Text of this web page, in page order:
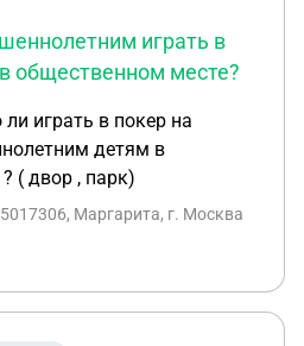
играть в
общественном месте?
играть в покер на
детям в
( двор , парк)
Маргарита, г. Москва